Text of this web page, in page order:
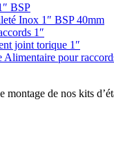
BSP
Inox 1″ BSP 40mm
1″
joint torique 1″
pour
montage de nos kits